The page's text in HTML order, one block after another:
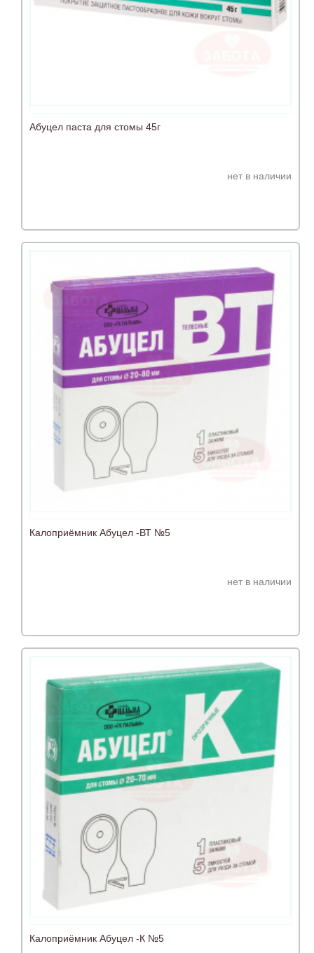
Абуцел паста для стомы 45г
нет в наличии
Калоприёмник Абуцел -ВТ №5
нет в наличии
Калоприёмник Абуцел -К №5